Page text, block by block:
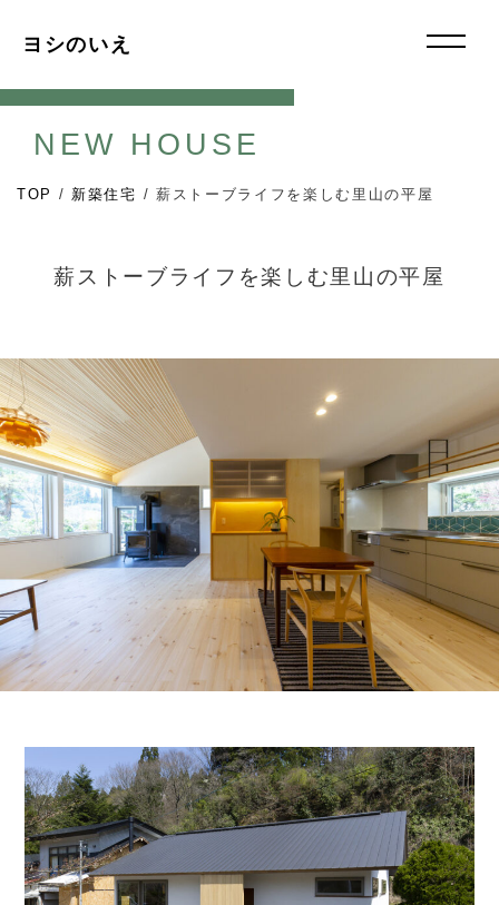
ヨシのいえ
NEW HOUSE
TOP / 新築住宅 / 薪ストーブライフを楽しむ里山の平屋
薪ストーブライフを楽しむ里山の平屋